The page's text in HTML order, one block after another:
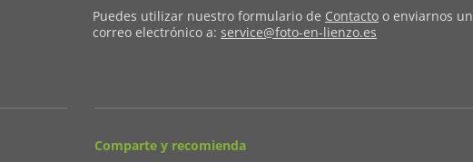
Puedes utilizar nuestro formulario de Contacto o enviarnos un
correo electrónico a: service@foto-en-lienzo.es
Comparte y recomienda